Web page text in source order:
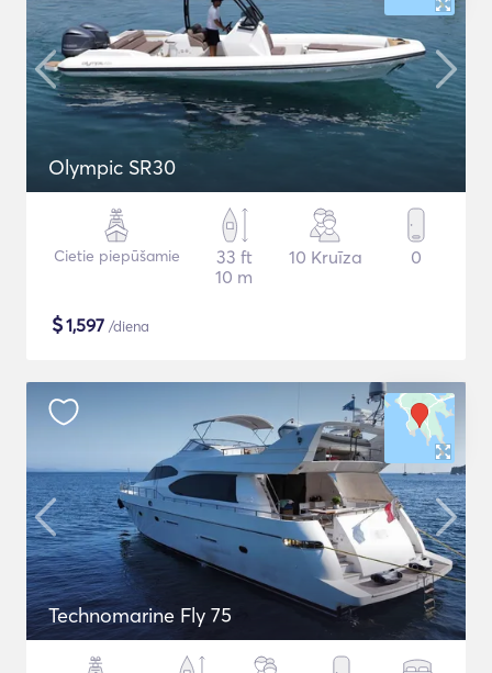
Olympic SR30
Cietie piepūšamie
33 ft
10 m
10 Kruīza 0
$1,597 /diena
Technomarine Fly 75